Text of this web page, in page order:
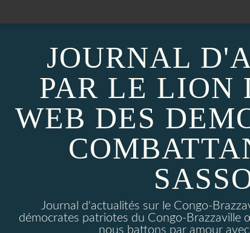
JOURNAL
PAR LE LION
WEB DES
Journal d'actualités sur le Congo-
démocrates patriotes du Congo-
nous battons par amour